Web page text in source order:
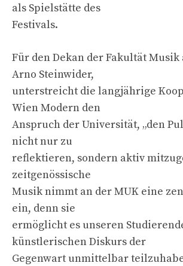
als Spielstätte des
Festivals.
Für den Dekan der Fakultät Musik
Arno Steinwider,
unterstreicht die langjährige
Wien Modern den
Anspruch der Universität, „den
nicht nur zu
reflektieren, sondern aktiv
zeitgenössische
Musik nimmt an der MUK eine
ein, denn sie
ermöglicht es unseren
künstlerischen Diskurs der
Gegenwart unmittelbar